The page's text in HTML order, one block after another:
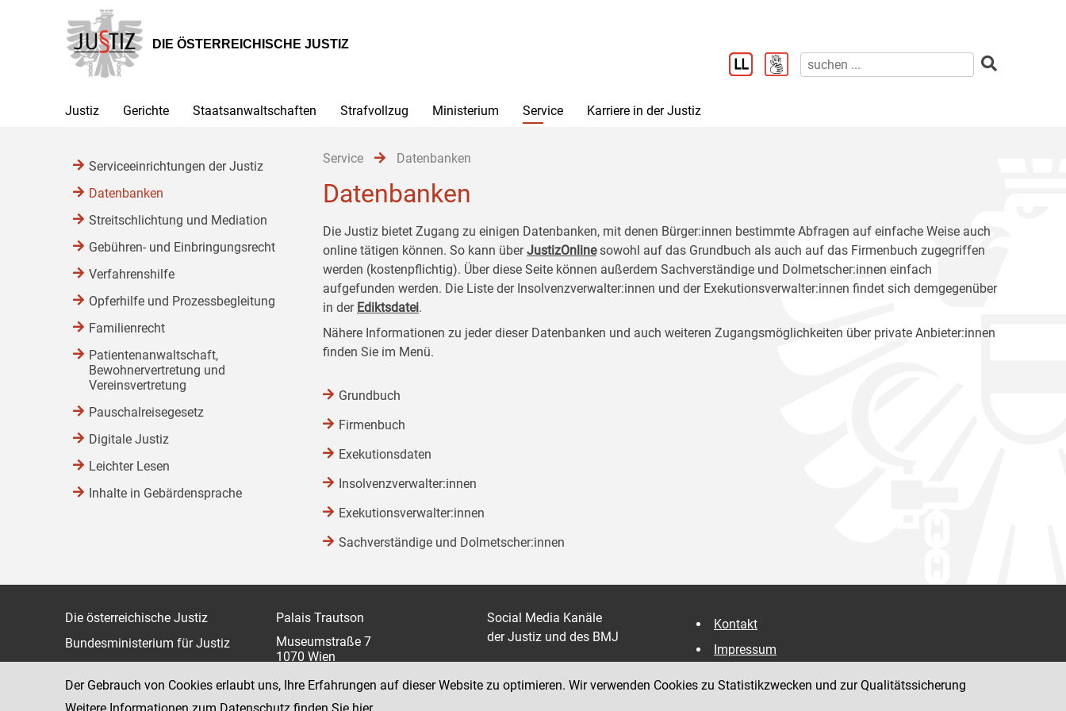
Hauptnavigation
[1]
Inhalt
[2]
Untermenü
[3]
DIE ÖSTERREICHISCHE JUSTIZ
Justiz Gerichte Staatsanwaltschaften Strafvollzug Ministerium Service Karriere in der Justiz
Service Datenbanken
Datenbanken
Die Justiz bietet Zugang zu einigen Datenbanken, mit denen Bürger:innen bestimmte Abfragen auf einfache Weise auch
online tätigen können. So kann überJustizOnlinesowohl auf das Grundbuch als auch auf das Firmenbuch zugegriffen
werden (kostenpflichtig). Über diese Seite können außerdem Sachverständige und Dolmetscher:innen einfach
aufgefunden werden. Die Liste der Insolvenzverwalter:innen und der Exekutionsverwalter:innen findet sich demgegenüber
in der Ediktsdatei.
Nähere Informationen zu jeder dieser Datenbanken und auch weiteren Zugangsmöglichkeiten über private Anbieter:innen
finden Sie im Menü.
Grundbuch
Firmenbuch
Exekutionsdaten
Insolvenzverwalter:innen
Exekutionsverwalter:innen
Sachverständige und Dolmetscher:innen
Serviceeinrichtungen der Justiz
Datenbanken
Streitschlichtung und Mediation
Gebühren- und Einbringungsrecht
Verfahrenshilfe
Opferhilfe und Prozessbegleitung
Familienrecht
Patientenanwaltschaft,
Bewohnervertretung und
Vereinsvertretung
Pauschalreisegesetz
Digitale Justiz
Leichter Lesen
Inhalte in Gebärdensprache
Die österreichische Justiz
Bundesministerium für Justiz
bmj.gv.at
Palais Trautson
Museumstraße 7
1070 Wien
Social Media Kanäle
der Justiz und des BMJ
Kontakt
Impressum
Der Gebrauch von Cookies erlaubt uns, Ihre Erfahrungen auf dieser Website zu optimieren. Wir verwenden Cookies zu Statistikzwecken und zur Qualitätssicherung